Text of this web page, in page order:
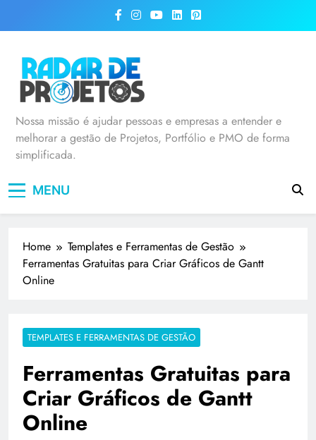
Radar de Projetos
Nossa missão é ajudar pessoas e empresas a entender e
melhorar a gestão de Projetos, Portfólio e PMO de forma
simplificada.
MENU
Home
Templates e Ferramentas de Gestão
Ferramentas Gratuitas para Criar Gráficos de Gantt
Online
TEMPLATES E FERRAMENTAS DE GESTÃO
Ferramentas Gratuitas para
Criar Gráficos de Gantt
Online